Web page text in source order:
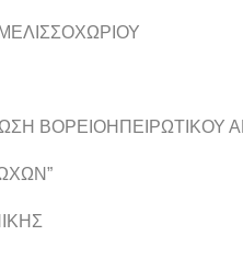
ΒΟΡΕΙΟΗΠΕΙΡΩΤΙΚΟΥ